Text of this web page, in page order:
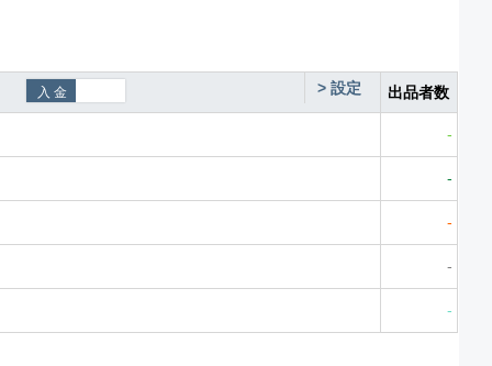
> 設定 出品者数
-
-
-
-
-